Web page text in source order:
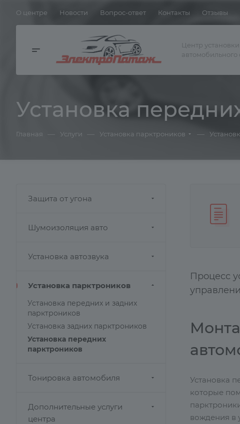
О центре Новости Вопрос-ответ Контакты Отзывы
Центр установки
Установка
Главная — Услуги — Установка парктроников —
Процесс
Установка
которые
вождения в
Защита от угона
Шумоизоляция авто
Установка автозвука
Установка парктроников
Установка передних и задних
парктроников
Установка задних парктроников
Установка передних
парктроников
Тонировка автомобиля
Дополнительные услуги
центра